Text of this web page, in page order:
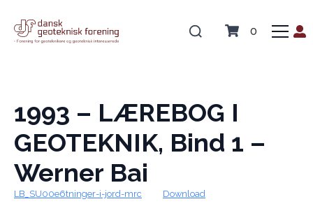
0
1993 – LÆREBOG I
GEOTEKNIK, Bind 1 –
Werner Bai
LB_SU00e6tninger-i-jord-mrc Download